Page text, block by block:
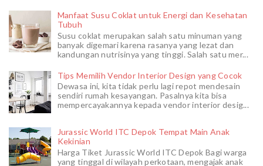
Manfaat Susu Coklat untuk Energi dan Kesehatan
Tubuh
Susu coklat merupakan salah satu minuman yang
banyak digemari karena rasanya yang lezat dan
kandungan nutrisinya yang tinggi. Salah satu mer...
Tips Memilih Vendor Interior Design yang Cocok
Dewasa ini, kita tidak perlu lagi repot mendesain
sendiri rumah kesayangan. Pasalnya kita bisa
mempercayakannya kepada vendor interior desig...
Jurassic World ITC Depok Tempat Main Anak
Kekinian
Harga Tiket Jurassic World ITC Depok Bagi warga
yang tinggal di wilayah perkotaan, mengajak anak